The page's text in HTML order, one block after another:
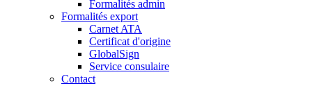
Formalités admin
Formalités export
Carnet ATA
Certificat d'origine
GlobalSign
Service consulaire
Contact